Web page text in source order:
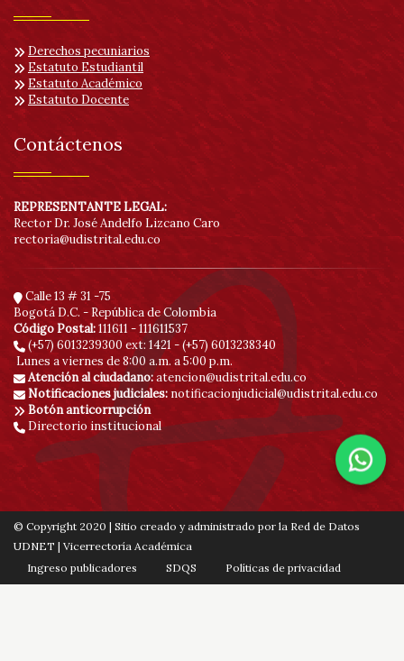
Derechos pecuniarios
Estatuto Estudiantil
Estatuto Académico
Estatuto Docente
Contáctenos
REPRESENTANTE LEGAL:
Rector Dr. José Andelfo Lizcano Caro
rectoria@udistrital.edu.co
Calle 13 # 31 -75
Bogotá D.C. - República de Colombia
Código Postal:111611 - 111611537
(+57) 6013239300 ext: 1421 - (+57) 6013238340
Lunes a viernes de 8:00 a.m. a 5:00 p.m.
Atención al ciudadano:atencion@udistrital.edu.co
Notificaciones judiciales: notificacionjudicial@udistrital.edu.co
Botón anticorrupción
Directorio institucional
© Copyright 2020 | Sitio creado y administrado por la Red de Datos
UDNET | Vicerrectoría Académica
Ingreso publicadores
SDQS
Políticas de privacidad